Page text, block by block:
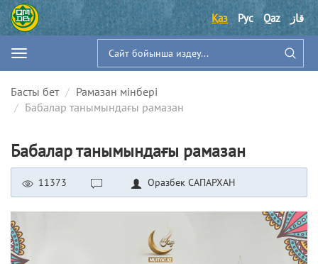
Қаз Рус Qaz قاز
Басты бет
Рамазан мінбері
Бабалар танымындағы рамазан
Бабалар танымындағы рамазан
11373 Оразбек САПАРХАН